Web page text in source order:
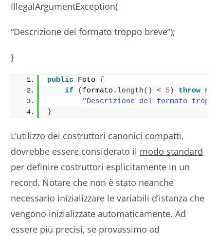
IllegalArgumentException(
“Descrizione del formato troppo breve”);
}
public Foto {
if
( formato. length() < 5 ) throw new
"Descrizione del formato
}
L’utilizzo dei costruttori canonici compatti,
dovrebbe essere considerato il modo standard
per definire costruttori esplicitamente in un
record. Notare che non è stato neanche
necessario inizializzare le variabili d’istanza che
vengono inizializzate automaticamente. Ad
essere più precisi, se provassimo ad